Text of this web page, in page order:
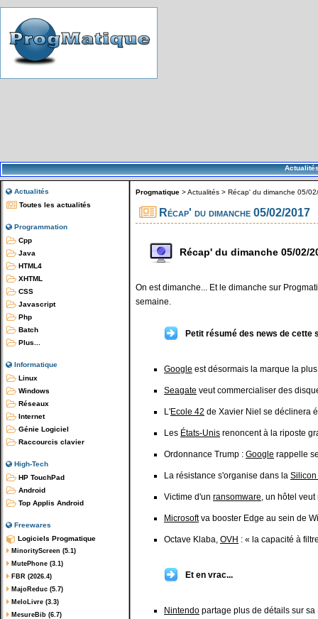
Actualités
Toutes les actualités
Programmation
Cpp
Java
HTML4
XHTML
CSS
Javascript
Php
Batch
Plus...
Informatique
Linux
Windows
Réseaux
Internet
Génie Logiciel
Raccourcis clavier
High-Tech
HP TouchPad
Android
Top Applis Android
Freewares
Logiciels Progmatique
MinorityScreen (5.1)
MutePhone (3.1)
FBR (2026.4)
MajoReduc (5.7)
MeloLivre (3.3)
MesureBib (6.7)
Progmatique >Actualités > Récap' du dimanche 05/
Récap' du dimanche 05/02/2017
Récap' du dimanche 05/02/
On est dimanche... Et le dimanche sur
semaine.
Petit résumé des news de cette
Google est désormais la marque la
Seagate veut commercialiser des
L'Ecole 42 de Xavier Niel se déclinera
Les États-Unis renoncent à la riposte
Ordonnance Trump : Google rappelle
La résistance s'organise dans la Silicon
Victime d'un ransomware, un hôtel
Microsoftva booster Edge au sein de
Octave Klaba, OVH : « la capacité à
Et en vrac...
Nintendo partage plus de détails sur sa